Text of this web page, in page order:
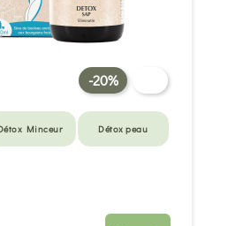
-20%
Minceur Détox peau